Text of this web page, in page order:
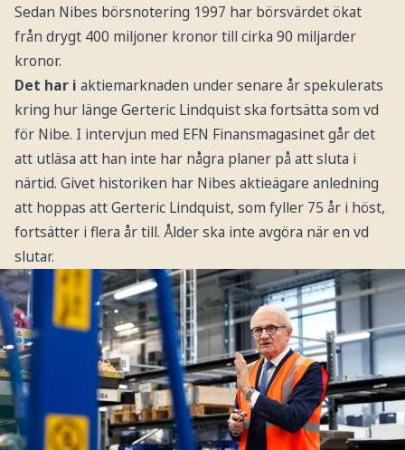
Sedan Nibes börsnotering 1997 har börsvärdet ökat
från drygt 400 miljoner kronor till cirka 90 miljarder
kronor.
Det har i aktiemarknaden under senare år spekulerats
kring hur länge Gerteric Lindquist ska fortsätta som vd
för Nibe. I intervjun med EFN Finansmagasinet går det
att utläsa att han inte har några planer på att sluta i
närtid. Givet historiken har Nibes aktieägare anledning
att hoppas att Gerteric Lindquist, som fyller 75 år i höst,
fortsätter i flera år till. Ålder ska inte avgöra när en vd
slutar.